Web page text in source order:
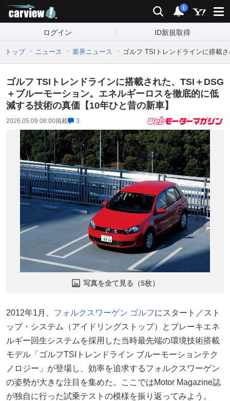
検索 通知
i
ログイン ID新規取得
トップ ニュース 業界ニュース ゴルフ TSIトレンドラインに搭載
ゴルフ TSIトレンドラインに搭載された、TSI＋DSG
＋ブルーモーション。エネルギーロスを徹底的に低
減する技術の真価【10年ひと昔の新車】
2026.05.09 06:00掲載 3
写真を全て見る（5枚）
2012年1月、 フォルクスワーゲン ゴルフにスタート／スト
ップ・システム（アイドリングストップ）とブレーキエネ
ルギー回生システムを採用した当時最先端の環境技術搭載
モデル「ゴルフTSIトレンドライン ブルーモーションテク
ノロジー」が登場し、効率を追求するフォルクスワーゲン
の姿勢が大きな注目を集めた。ここではMotor Magazine誌
が独自に行った試乗テストの模様を振り返ってみよう。